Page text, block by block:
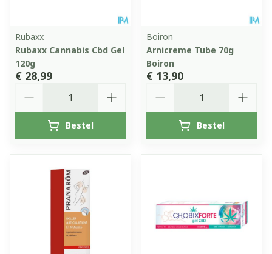
Rubaxx
Rubaxx Cannabis Cbd Gel
120g
€ 28,99
Bestel
Boiron
Arnicreme Tube 70g
Boiron
€ 13,90
Bestel